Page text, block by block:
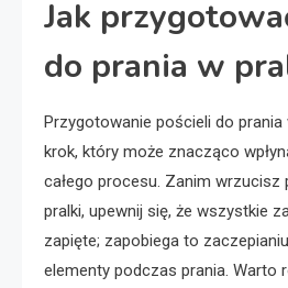
Jak
do prania w
Przygotowanie pościeli do
krok, który może znacząco
całego procesu. Zanim wrzucisz
pralki, upewnij się, że wszystkie
zapięte; zapobiega to
elementy podczas prania. Warto